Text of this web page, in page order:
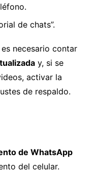
de chats”.
necesario contar
y, si se
activar la
de respaldo.
de WhatsApp
del celular.